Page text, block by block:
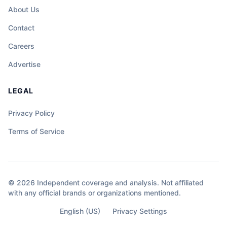
About Us
Contact
Careers
Advertise
LEGAL
Privacy Policy
Terms of Service
© 2026 Independent coverage and analysis. Not affiliated
with any official brands or organizations mentioned.
English (US) Privacy Settings